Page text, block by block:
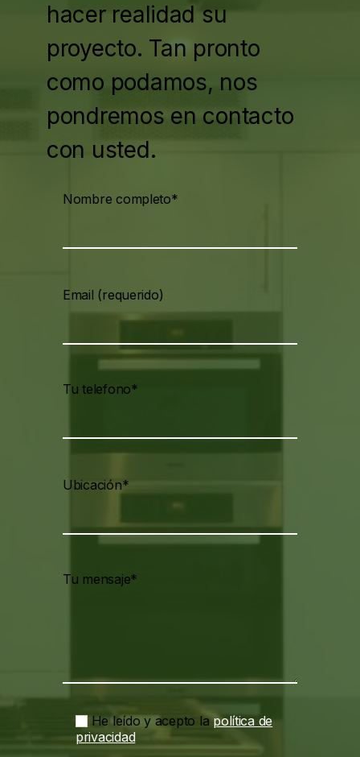
hacer realidad su
proyecto. Tan pronto
como podamos, nos
pondremos en contacto
con usted.
Nombre completo*
Email (requerido)
Tu telefono*
Ubicación*
Tu mensaje*
He leído y acepto lapolítica de
privacidad